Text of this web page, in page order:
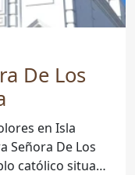
De Los
en Isla
católico situado